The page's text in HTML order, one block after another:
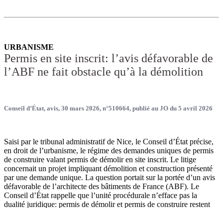
URBANISME
Permis en site inscrit: l’avis défavorable de
l’ABF ne fait obstacle qu’à la démolition
Conseil d’État, avis, 30 mars 2026, n°510664, publié au JO du 5 avril 2026
Saisi par le tribunal administratif de Nice, le Conseil d’État précise,
en droit de l’urbanisme, le régime des demandes uniques de permis
de construire valant permis de démolir en site inscrit. Le litige
concernait un projet impliquant démolition et construction présenté
par une demande unique. La question portait sur la portée d’un avis
défavorable de l’architecte des bâtiments de France (ABF). Le
Conseil d’État rappelle que l’unité procédurale n’efface pas la
dualité juridique: permis de démolir et permis de construire restent